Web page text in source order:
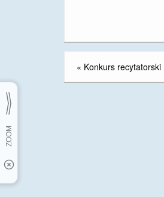
« Konkurs recytatorski